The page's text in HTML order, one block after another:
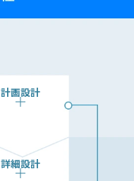
計画設計
詳細設計